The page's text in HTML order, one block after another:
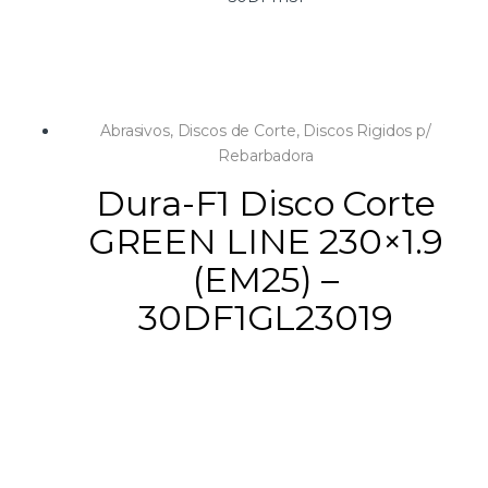
Abrasivos, Discos de Corte, Discos Rigidos p/
Rebarbadora
Dura-F1 Disco Corte
GREEN LINE 230×1.9
(EM25) –
30DF1GL23019